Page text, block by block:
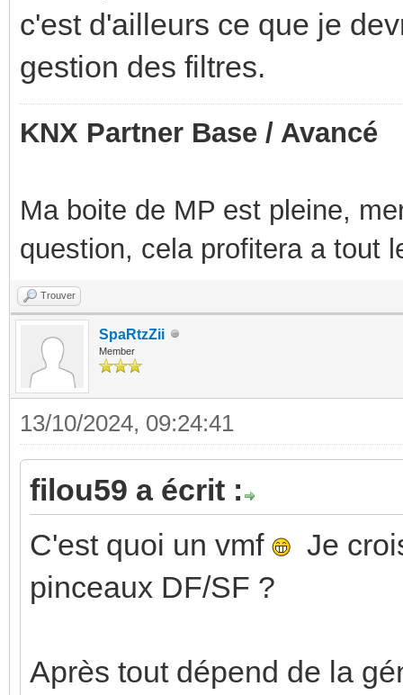
c'est d'ailleurs ce que je
gestion des filtres.
KNX Partner Base / Avancé
Ma boite de MP est pleine,
question, cela profitera a tout
Trouver
SpaRtzZii
Member
13/10/2024, 09:24:41
filou59 a écrit :
C'est quoi un vmf
Je
pinceaux DF/SF ?
Après tout dépend de la